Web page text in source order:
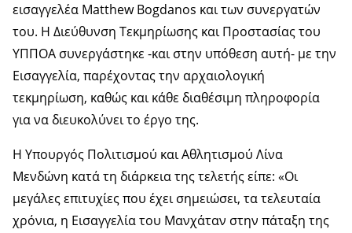
εισαγγελέα Matthew Bogdanos και των συνεργατών
του. Η Διεύθυνση Τεκμηρίωσης και Προστασίας του
ΥΠΠΟΑ συνεργάστηκε -και στην υπόθεση αυτή- με την
Εισαγγελία, παρέχοντας την αρχαιολογική
τεκμηρίωση, καθώς και κάθε διαθέσιμη πληροφορία
για να διευκολύνει το έργο της.
Η Υπουργός Πολιτισμού και Αθλητισμού Λίνα
Μενδώνη κατά τη διάρκεια της τελετής είπε: «Οι
μεγάλες επιτυχίες που έχει σημειώσει, τα τελευταία
χρόνια, η Εισαγγελία του Μανχάταν στην πάταξη της